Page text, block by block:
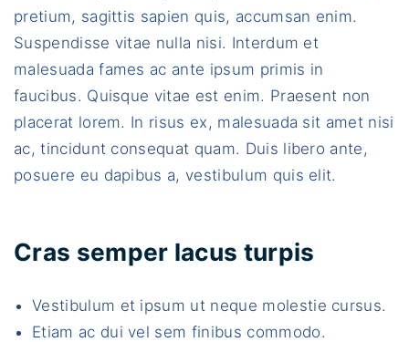
pretium, sagittis sapien quis, accumsan enim.
Suspendisse vitae nulla nisi. Interdum et
malesuada fames ac ante ipsum primis in
faucibus. Quisque vitae est enim. Praesent non
placerat lorem. In risus ex, malesuada sit amet nisi
ac, tincidunt consequat quam. Duis libero ante,
posuere eu dapibus a, vestibulum quis elit.
Cras semper lacus turpis
Vestibulum et ipsum ut neque molestie cursus.
Etiam ac dui vel sem finibus commodo.